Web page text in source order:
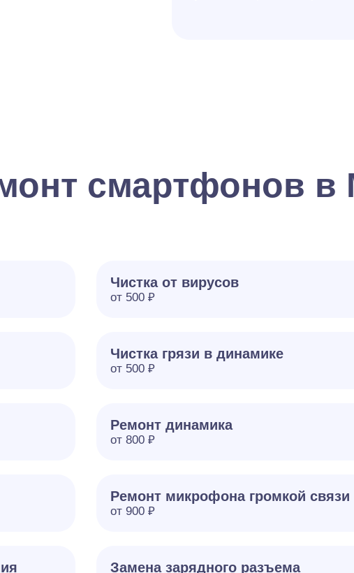
смартфонов в
Чистка от вирусов
от 500 ₽
Чистка грязи в динамике
от 500 ₽
Ремонт динамика
от 800 ₽
Ремонт микрофона громкой связи
от 900 ₽
Замена зарядного разъема